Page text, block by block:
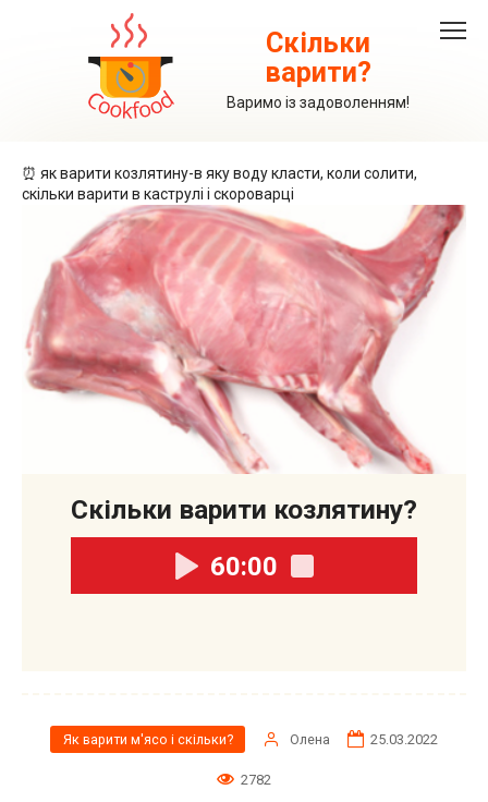
Скільки
варити?
Варимо із задоволенням!
⏰ як варити козлятину-в яку воду класти, коли солити,
скільки варити в каструлі і скороварці
Скільки варити козлятину?
60:00
Як варити м'ясо і скільки? Олена 25.03.2022
2782